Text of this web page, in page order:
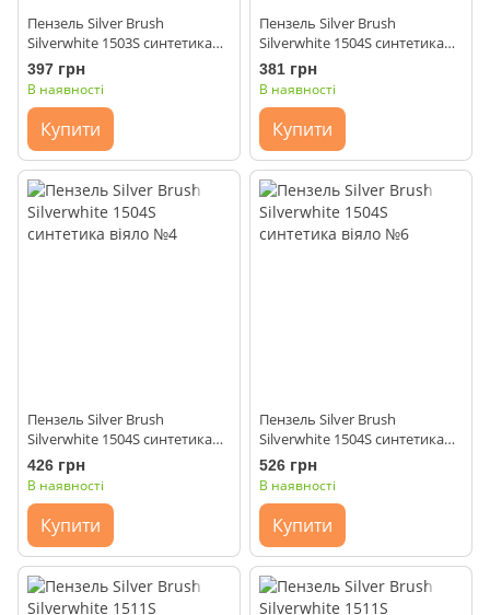
Пензель Silver Brush
Silverwhite 1503S синтетика
овальна №6
397 грн
В наявності
Купити
Пензель Silver Brush
Silverwhite 1504S синтетика
віяло №2
381 грн
В наявності
Купити
Пензель Silver Brush
Silverwhite 1504S синтетика
віяло №4
426 грн
В наявності
Купити
Пензель Silver Brush
Silverwhite 1504S синтетика
віяло №6
526 грн
В наявності
Купити